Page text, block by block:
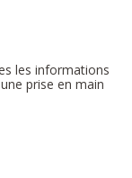
les informations
prise en main